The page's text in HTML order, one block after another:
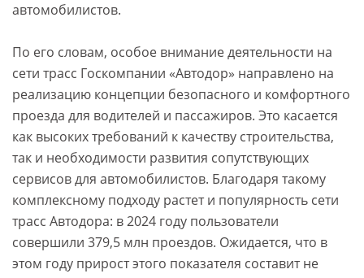
автомобилистов.
По его словам, особое внимание деятельности на
сети трасс Госкомпании «Автодор» направлено на
реализацию концепции безопасного и комфортного
проезда для водителей и пассажиров. Это касается
как высоких требований к качеству строительства,
так и необходимости развития сопутствующих
сервисов для автомобилистов. Благодаря такому
комплексному подходу растет и популярность сети
трасс Автодора: в 2024 году пользователи
совершили 379,5 млн проездов. Ожидается, что в
этом году прирост этого показателя составит не